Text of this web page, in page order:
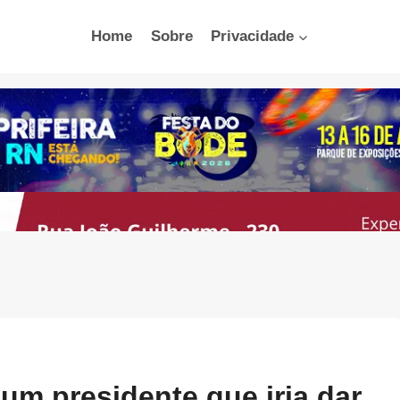
Home Sobre Privacidade